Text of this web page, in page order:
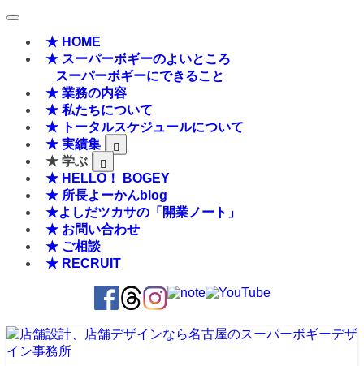
★ HOME
★ スーパーボギーのよいところ
スーパーボギーにできること
★ 業務の内容
★ 私たちについて
★ トータルスケジュールについて
★ 実績集
★ 学ぶ
★ HELLO！ BOGEY
★ 所長よーかんblog
★よしだツカサの「開業ノート」
★ お問い合わせ
★ ご相談
★ RECRUIT